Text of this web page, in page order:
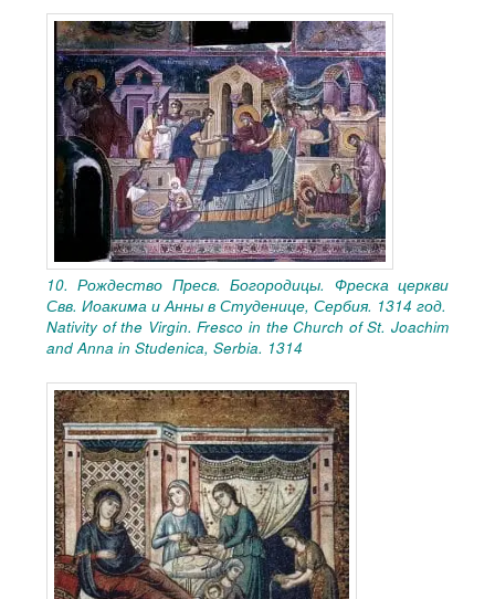
10. Рождество Пресв. Богородицы. Фреска церкви
Свв. Иоакима и Анны в Студенице, Сербия. 1314 год.
Nativity of the Virgin. Fresco in the Church of St. Joachim
and Anna in Studenica, Serbia. 1314